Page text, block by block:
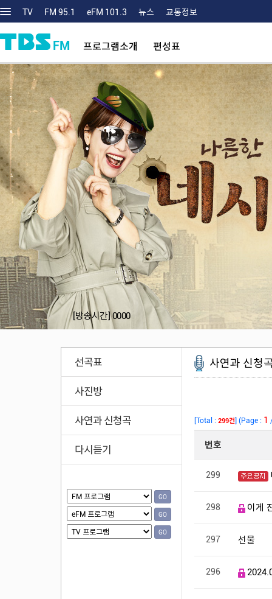
TV FM 95.1 eFM 101.3 뉴스 교통정보
FM 프로그램소개 편성표
[방송시간]0000
선곡표
사진방
사연과 신청곡
다시듣기
GO
GO
GO
사연과 신청